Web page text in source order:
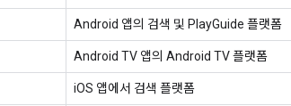
Android 앱의 검색 및 PlayGuide 플랫폼
Android TV 앱의 Android TV 플랫폼
iOS 앱에서 검색 플랫폼